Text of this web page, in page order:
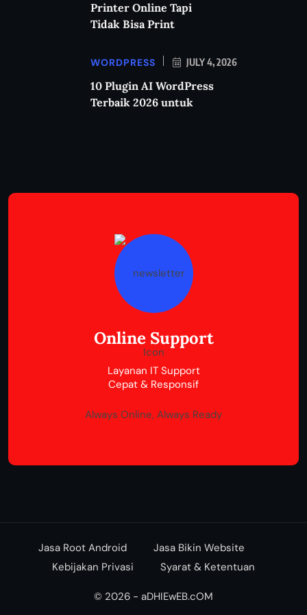
Printer Online Tapi
Tidak Bisa Print
WORDPRESS JULY 4, 2026
10 Plugin AI WordPress
Terbaik 2026 untuk
Online Support
Layanan IT Support
Cepat & Responsif
Always Online, Always Ready
Jasa Root Android
Jasa Bikin Website
Kebijakan Privasi
Syarat & Ketentuan
© 2026 - aDHIEwEB.cOM